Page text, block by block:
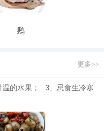
鹅
更多>>
的水果； 3、忌食生冷寒